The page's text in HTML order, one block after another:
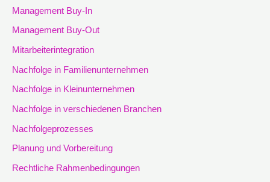
Management Buy-In
Management Buy-Out
Mitarbeiterintegration
Nachfolge in Familienunternehmen
Nachfolge in Kleinunternehmen
Nachfolge in verschiedenen Branchen
Nachfolgeprozesses
Planung und Vorbereitung
Rechtliche Rahmenbedingungen